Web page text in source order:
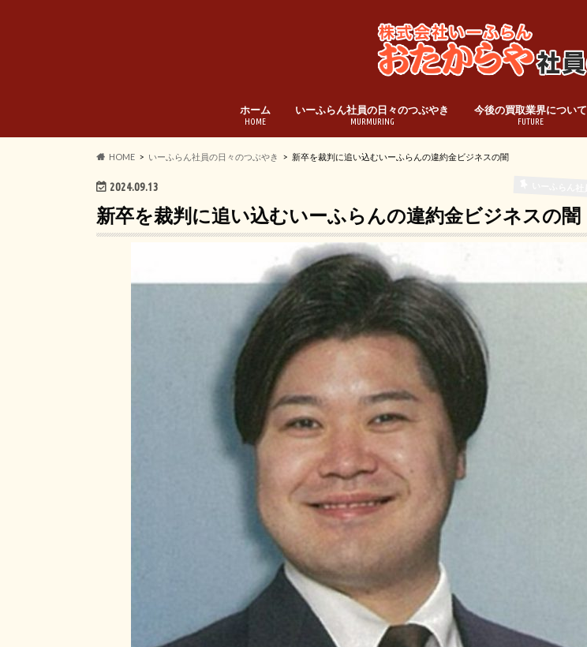
ホーム
HOME
いーふらん社員の日々のつぶやき
MURMURING
今後の買取業界について
FUTURE
HOME いーふらん社員の日々のつぶやき 新卒を裁判に追い込むいーふらんの違約金ビジネスの闇
2024.09.13
新卒を裁判に追い込むいーふらんの違約金ビジネスの闇